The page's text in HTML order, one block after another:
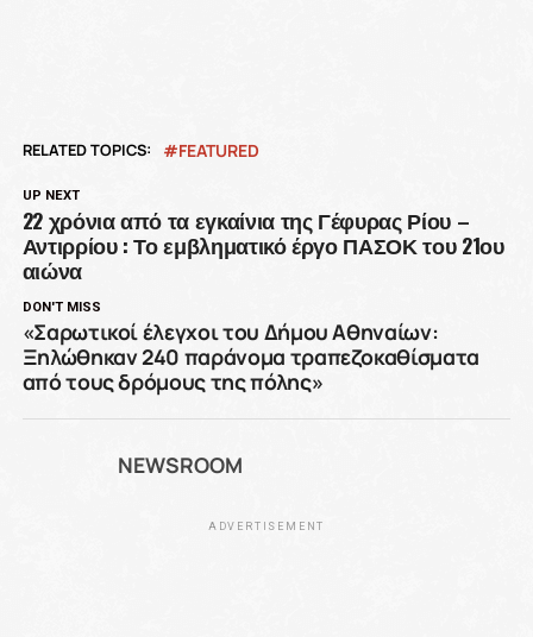
RELATED TOPICS: FEATURED
UP NEXT
22 χρόνια από τα εγκαίνια της Γέφυρας Ρίου –
Αντιρρίου : Το εμβληματικό έργο ΠΑΣΟΚ του 21ου
αιώνα
DON'T MISS
«Σαρωτικοί έλεγχοι του Δήμου Αθηναίων:
Ξηλώθηκαν 240 παράνομα τραπεζοκαθίσματα
από τους δρόμους της πόλης»
NEWSROOM
ADVERTISEMENT